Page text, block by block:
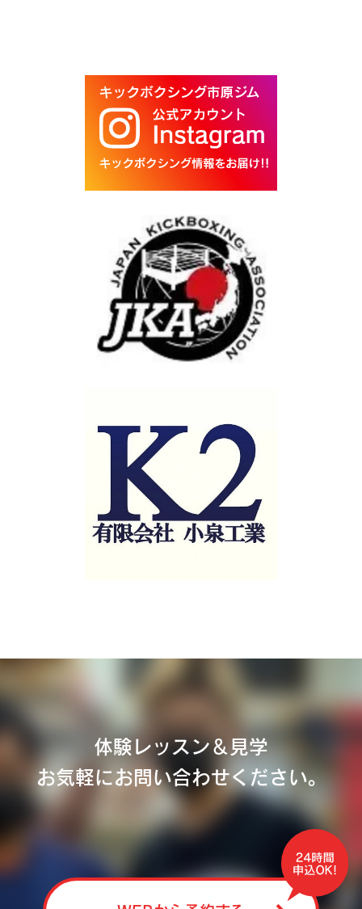
体験レッスン＆見学
お気軽にお問い合わせください。